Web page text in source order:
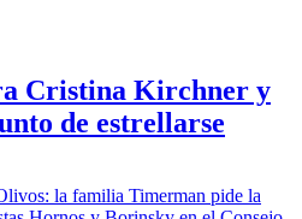
Cristina Kirchner y
de estrellarse